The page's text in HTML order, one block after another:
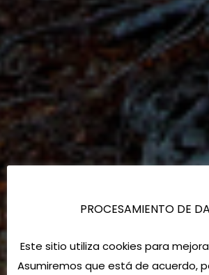
PROCESAMIENTO DE
Este sitio utiliza cookies para
Asumiremos que está de acuerdo,